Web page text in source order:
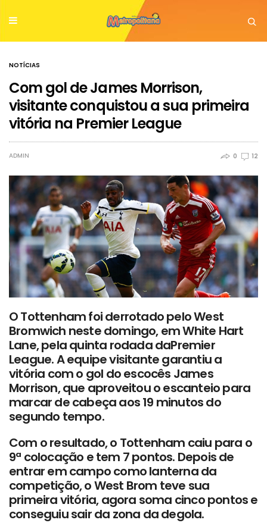
NOTÍCIAS
Com gol de James Morrison,
visitante conquistou a sua primeira
vitória na Premier League
ADMIN 0 12
O Tottenham foi derrotado pelo West
Bromwich neste domingo, em White Hart
Lane, pela quinta rodada daPremier
League. A equipe visitante garantiu a
vitória com o gol do escocês James
Morrison, que aproveitou o escanteio para
marcar de cabeça aos 19 minutos do
segundo tempo.
Com o resultado, o Tottenham caiu para o
9ª colocação e tem 7 pontos. Depois de
entrar em campo como lanterna da
competição, o West Brom teve sua
primeira vitória, agora soma cinco pontos e
conseguiu sair da zona da degola.